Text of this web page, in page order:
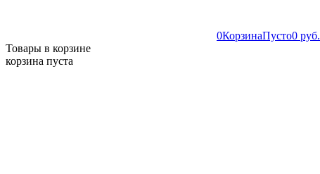
0КорзинаПусто0 руб.
Товары в корзине
корзина пуста